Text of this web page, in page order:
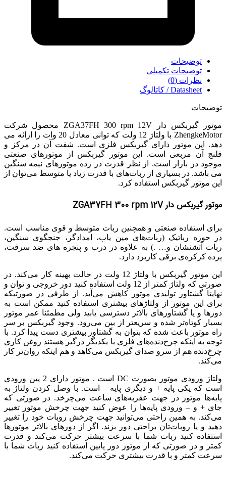
توضیحات
توضیحات تکمیلی
نظرات (0)
Datasheet / کاتالوگ
توضیحات
موتور گیربکس دار ZGA37FH 300 rpm 12V محصول شرکت
ZhengkeMotor با ولتاژ 12 ولت که توانی معادل 20 وات را ارائه می
دهد. این موتور دارای گیربکس فلزی است. شفت آن در مرکز و
فلنج آن مربعی است. این موتور گیربکس از موتورهای صنعتی
موجود در بازار است. از نظر قدرت در رده موتورهای نیمه سنگین
می باشد. در بسیاری از ربات‌های با قدرت زیاد یا متوسط می‌توان از
این موتور گیربکس استفاده کرد.
موتور گیربکس دار ZGA37FH 300 rpm 12V
برای استفاده صنعتی و همچنین ربات متوسط و قوی مناسب است.
در حوزه رباتیک (ربات‌های مین یاب، امدادگر، جنجگوی سنگین،
ربات آتشنشان و… .) به علاوه در درب و پنجره های ضد سرقت،
پرده کرکره‌ی برقی کاربرد دارد.
این موتور گیربکس با ولتاژ 12 ولت در حالت بهینه کار می‌کند. در
صورتی که ولتاژ کمتر از 12 ولت استفاده کنید دور خروجی و توان و
نهایتا گشتاور تولیدی موتور کاهش می‌آبد. از طرفی در صورتیکه
برای این موتور از ولتاژهای بیشتری استفاده کنید ممکن است به
دورها و یا گشتاورهای بالاتر دسترسی یابید ولی مطمئنا عمر موتور
بسیار کوتاه‌تر شده و سریعتر از بین می‌رود. وجود گیربکس بر سر
راه موتور باعث شده که بتوان به گشتاور بیشتری دست پیدا کرد. با
توجه به اینکه چرخ‌دنده‌های فلزی با یکدیگر درگیر هستند روغن کاری
چرخ‌دنده هم از سرو صدای گیربکس می‌کاهد و هم اینکه روان‌تر کار
می‌کند. ‫
ولتاژ ورودی موتور بصورت DC است . موتور دارای 2 پین ورودی
است که یکی پایه + و دیگری پایه – است. با وصل کردن ولتاژ به
پایه‌ها موتور در جهت عقربه‌های ساعت می‌چرخد. در صورتی که
جای + و – ورودی پایه‌ها را عوض کنید جهت چرخش موتور تغییر
می‌کند. به همین راحتی می‌توانید جهت چرخش روبات خود را تغییر
دهید و یا روبات‌تان براحتی دور بزند. اگر از دورهای بالاتر موتورها
استفاده کنید ربات شما با سرعت بیشتر حرکت می‌کند و قدرت
کمتر و در صورتی که ‫از موتور دور پایین استفاده کنید ربات شما با
سرعت کمتر و با قدرت بیشتری حرکت می‌کند.